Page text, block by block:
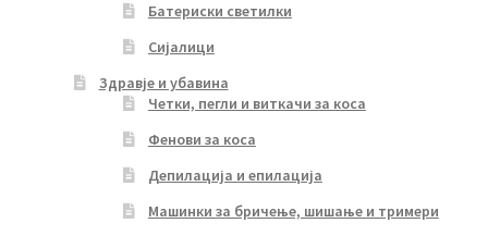
Батериски светилки
Сијалици
Здравје и убавина
Четки, пегли и виткачи за коса
Фенови за коса
Депилација и епилација
Машинки за бричење, шишање и тримери